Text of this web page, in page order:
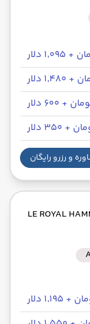
و رزرو رایگان